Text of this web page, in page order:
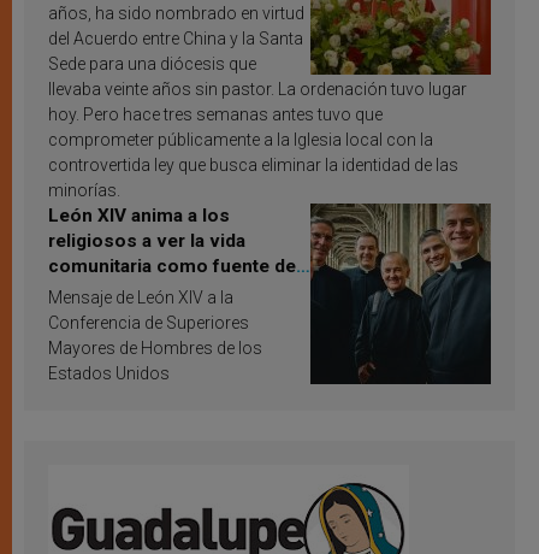
años, ha sido nombrado en virtud
del Acuerdo entre China y la Santa
Sede para una diócesis que
llevaba veinte años sin pastor. La ordenación tuvo lugar
hoy. Pero hace tres semanas antes tuvo que
comprometer públicamente a la Iglesia local con la
controvertida ley que busca eliminar la identidad de las
minorías.
León XIV anima a los
religiosos a ver la vida
comunitaria como fuente de
inspiración y santificación
Mensaje de León XIV a la
Conferencia de Superiores
Mayores de Hombres de los
Estados Unidos